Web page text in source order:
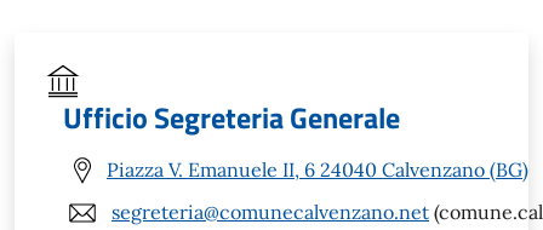
Ufficio Segreteria Generale
Piazza V. Emanuele II, 6 24040 Calvenzano (BG)
segreteria@comunecalvenzano.net